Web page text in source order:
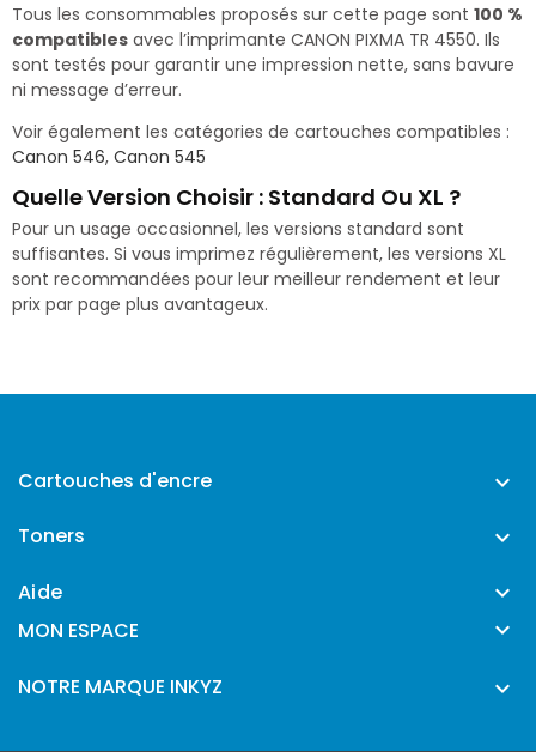
Tous les consommables proposés sur cette page sont 100 %
compatibles avec l’imprimante CANON PIXMA TR 4550. Ils
sont testés pour garantir une impression nette, sans bavure
ni message d’erreur.
Voir également les catégories de cartouches compatibles :
Canon 546, Canon 545
Quelle Version Choisir : Standard Ou XL ?
Pour un usage occasionnel, les versions standard sont
suffisantes. Si vous imprimez régulièrement, les versions XL
sont recommandées pour leur meilleur rendement et leur
prix par page plus avantageux.
Cartouches d'encre 
Toners 
Aide 
MON ESPACE 
NOTRE MARQUE INKYZ 